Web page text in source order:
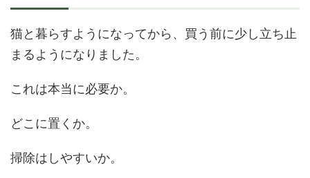
猫と暮らすようになってから、買う前に少し立ち止
まるようになりました。
これは本当に必要か。
どこに置くか。
掃除はしやすいか。